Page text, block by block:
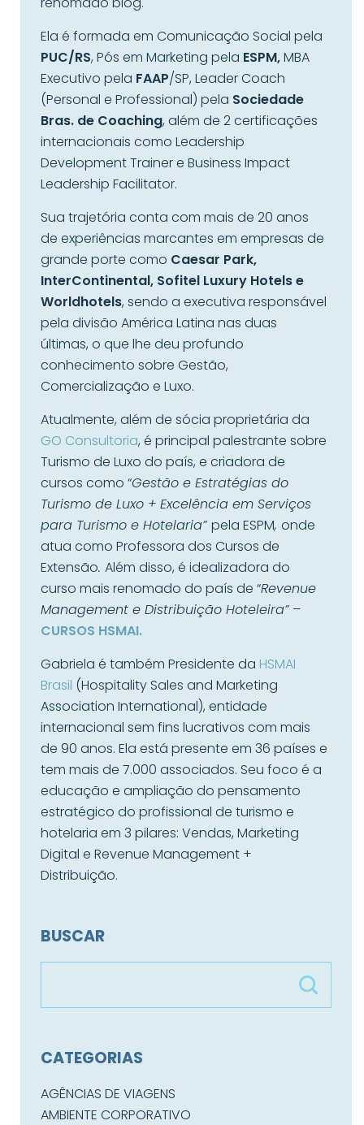
Ela é formada em Comunicação Social pela
PUC/RS, Pós em Marketing pela ESPM,MBA
Executivo pela FAAP/SP, Leader Coach
(Personal e Professional) pela Sociedade
Bras. de Coaching, além de 2 certificações
internacionais como Leadership
Development Trainer e Business Impact
Leadership Facilitator.
Sua trajetória conta com mais de 20 anos
de experiências marcantes em empresas de
grande porte como Caesar Park,
InterContinental, Sofitel Luxury Hotels e
Worldhotels, sendo a executiva responsável
pela divisão América Latina nas duas
últimas, o que lhe deu profundo
conhecimento sobre Gestão,
Comercialização e Luxo.
Atualmente, além de sócia proprietária da
GO Consultoria, é principal palestrante sobre
Turismo de Luxo do país, e criadora de
cursos como “Gestão e Estratégias do
Turismo de Luxo + Excelência em Serviços
para Turismo e Hotelaria”pela ESPM, onde
atua como Professora dos Cursos de
Extensão. Além disso, é idealizadora do
curso mais renomado do país de “Revenue
Management e Distribuição Hoteleira”–
CURSOS HSMAI.
Gabriela é também Presidente da HSMAI
Brasil (Hospitality Sales and Marketing
Association International), entidade
internacional sem fins lucrativos com mais
de 90 anos. Ela está presente em 36 países e
tem mais de 7.000 associados. Seu foco é a
educação e ampliação do pensamento
estratégico do profissional de turismo e
hotelaria em 3 pilares: Vendas, Marketing
Digital e Revenue Management +
Distribuição.
BUSCAR
CATEGORIAS
AGÊNCIAS DE VIAGENS
AMBIENTE CORPORATIVO